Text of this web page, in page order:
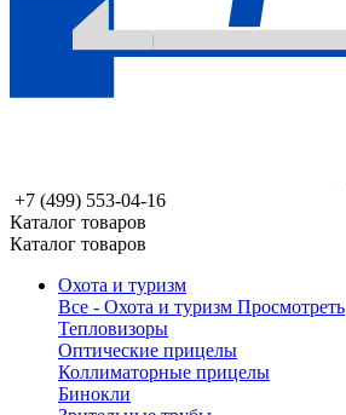
+7 (499) 553-04-16
Каталог товаров
Каталог товаров
Охота и туризм
Все - Охота и туризм Просмотреть
Тепловизоры
Оптические прицелы
Коллиматорные прицелы
Бинокли